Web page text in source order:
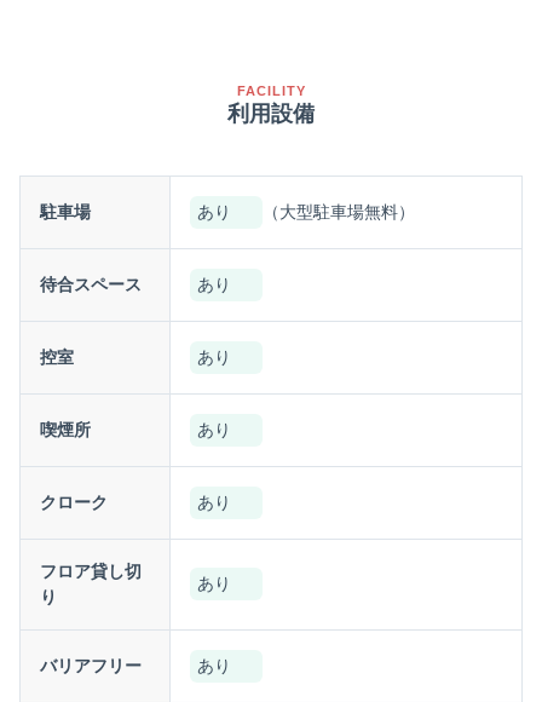
FACILITY
利用設備
駐車場 あり （大型駐車場無料）
待合スペース あり
控室 あり
喫煙所 あり
クローク あり
フロア貸し切
り
あり
バリアフリー あり